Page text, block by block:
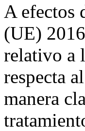
A efectos
(UE)
relativo a
respecta
manera